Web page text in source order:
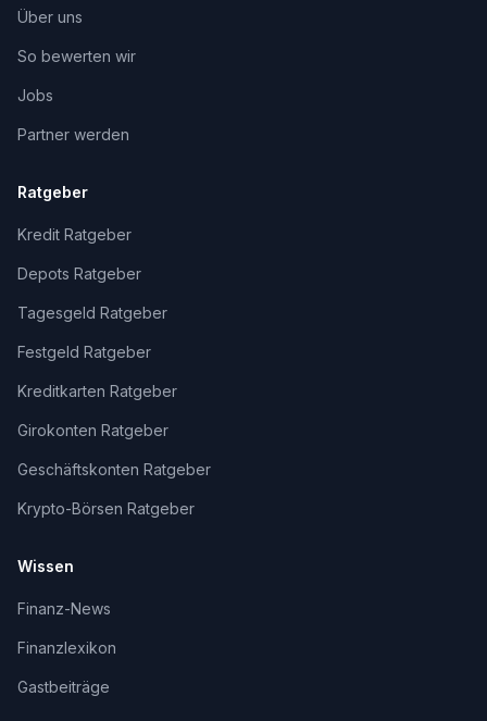
Über uns
So bewerten wir
Jobs
Partner werden
Ratgeber
Kredit Ratgeber
Depots Ratgeber
Tagesgeld Ratgeber
Festgeld Ratgeber
Kreditkarten Ratgeber
Girokonten Ratgeber
Geschäftskonten Ratgeber
Krypto-Börsen Ratgeber
Wissen
Finanz-News
Finanzlexikon
Gastbeiträge